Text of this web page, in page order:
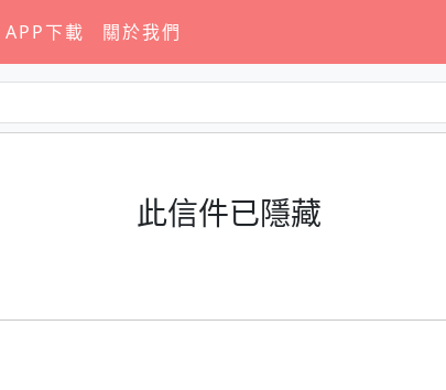
APP下載 關於我們
此信件已隱藏